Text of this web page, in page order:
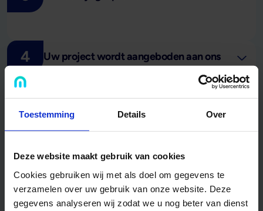
Toestemming Details Over
Deze website maakt gebruik van cookies
Cookies gebruiken wij met als doel om gegevens te
verzamelen over uw gebruik van onze website. Deze
gegevens analyseren wij zodat we u nog beter van dienst
4
Uw project wordt aangeboden aan ons
5 Wij gaan u daadwerkelijk financieren
6 Alles afgehandeld? Gefeliciteerd